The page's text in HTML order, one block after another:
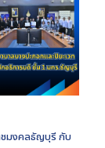
ชมงคลธัญบุรี กับ